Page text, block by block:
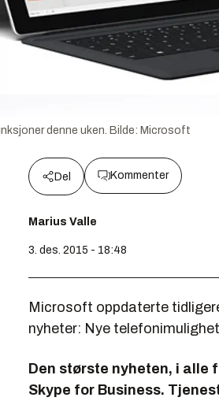
denne uken. Bilde: Microsoft
Del Kommenter
Marius Valle
3. des. 2015 - 18:48
Microsoft oppdaterte
nyheter: Nye
Den største nyheten, i alle
Skype for Business.